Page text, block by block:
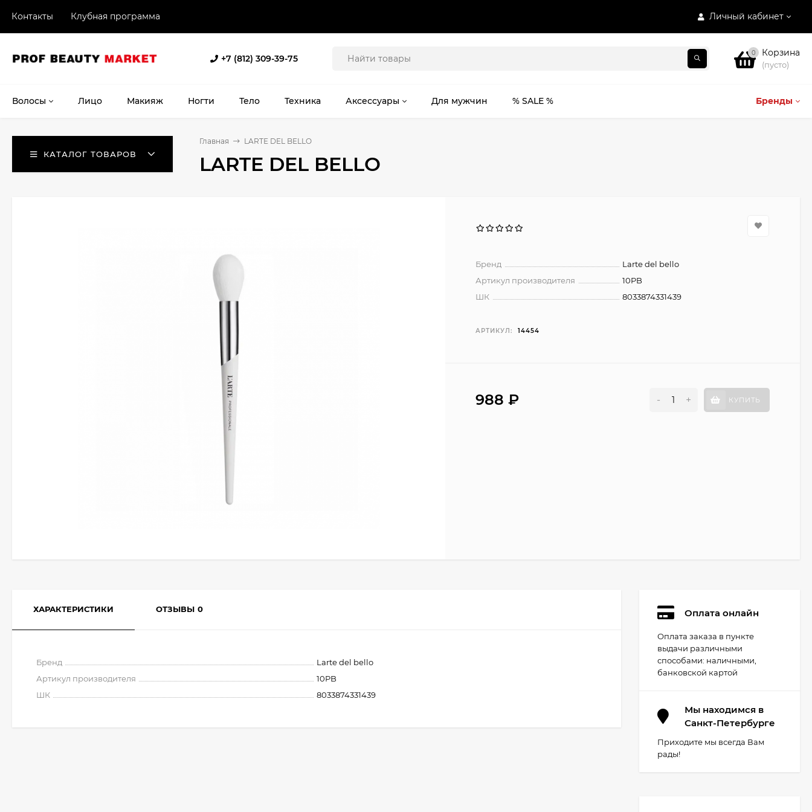
Личный кабинет
Контакты Клубная программа
+7 (812) 309-39-75
0 Корзина
(пусто)
Бренды
Волосы Лицо Макияж Ногти Тело Техника Аксессуары Для мужчин % SALE %
КАТАЛОГ ТОВАРОВ
Главная LARTE DEL BELLO
LARTE DEL BELLO
Бренд
Larte del bello
Артикул производителя
10PB
ШК
8033874331439
АРТИКУЛ: 14454
988 ₽ - + КУПИТЬ
ХАРАКТЕРИСТИКИ ОТЗЫВЫ 0
Бренд
Larte del bello
Артикул производителя
10PB
ШК
8033874331439
Оплата онлайн
Оплата заказа в пункте
выдачи различными
способами: наличными,
банковской картой
Мы находимся в
Санкт-Петербурге
Приходите мы всегда Вам
рады!